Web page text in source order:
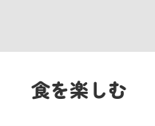
食を楽しむ